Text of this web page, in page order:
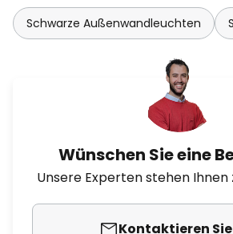
Schwarze Außenwandleuchten
Wünschen Sie eine
Unsere Experten stehen Ihnen
Kontaktieren